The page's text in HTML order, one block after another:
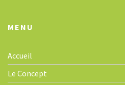
MENU
Accueil
Le Concept